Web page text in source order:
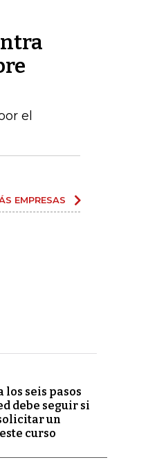
el
EMPRESAS
los seis pasos
debe seguir si
un
curso